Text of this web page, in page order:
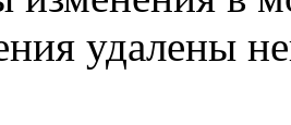
удалены